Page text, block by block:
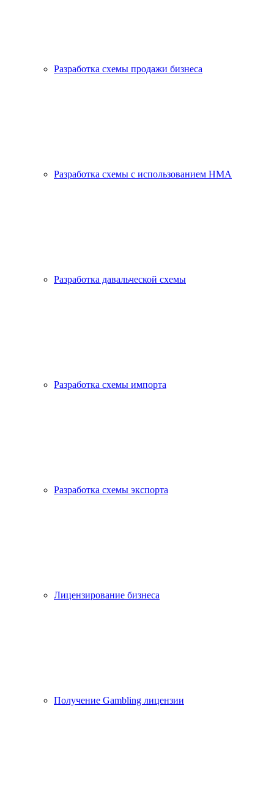
Разработка схемы продажи бизнеса
Разработка схемы с использованием HMA
Разработка давальческой схемы
Разработка схемы импорта
Разработка схемы экспорта
Лицензирование бизнеса
Получение Gambling лицензии